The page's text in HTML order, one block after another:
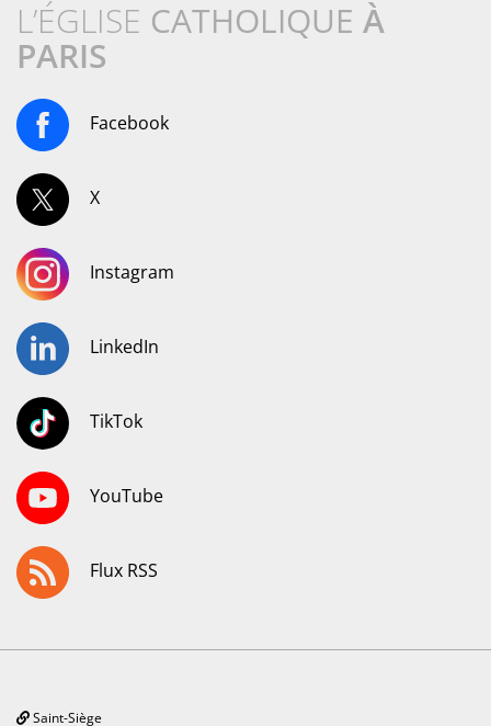
L’ÉGLISE CATHOLIQUE À
PARIS
Facebook
X
Instagram
LinkedIn
TikTok
YouTube
Flux RSS
Saint-Siège